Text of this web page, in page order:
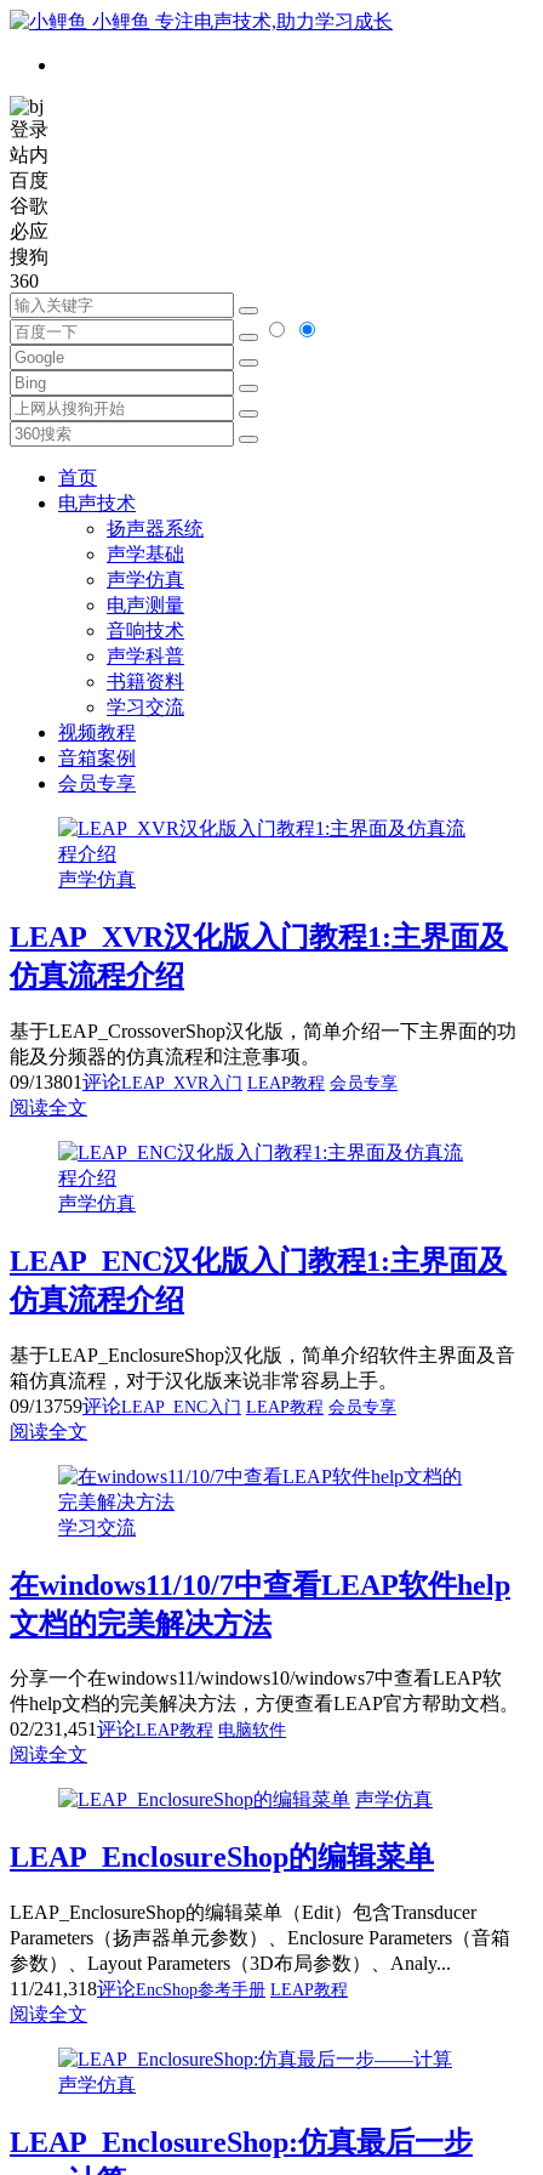
小鲤鱼 专注电声技术,助力学习成长
登录
站内
百度
谷歌
必应
搜狗
360
首页
电声技术
扬声器系统
声学基础
声学仿真
电声测量
音响技术
声学科普
书籍资料
学习交流
视频教程
音箱案例
会员专享
声学仿真
LEAP_XVR汉化版入门教程1:主界面及
仿真流程介绍
基于LEAP_CrossoverShop汉化版，简单介绍一下主界面的功
能及分频器的仿真流程和注意事项。
09/13801评论LEAP_XVR入门 LEAP教程 会员专享
阅读全文
声学仿真
LEAP_ENC汉化版入门教程1:主界面及
仿真流程介绍
基于LEAP_EnclosureShop汉化版，简单介绍软件主界面及音
箱仿真流程，对于汉化版来说非常容易上手。
09/13759评论LEAP_ENC入门 LEAP教程 会员专享
阅读全文
学习交流
在windows11/10/7中查看LEAP软件help
文档的完美解决方法
分享一个在windows11/windows10/windows7中查看LEAP软
件help文档的完美解决方法，方便查看LEAP官方帮助文档。
02/231,451评论LEAP教程 电脑软件
阅读全文
声学仿真
LEAP_EnclosureShop的编辑菜单
LEAP_EnclosureShop的编辑菜单（Edit）包含Transducer
Parameters（扬声器单元参数）、Enclosure Parameters（音箱
参数）、Layout Parameters（3D布局参数）、Analy...
11/241,318评论EncShop参考手册 LEAP教程
阅读全文
声学仿真
LEAP_EnclosureShop:仿真最后一步